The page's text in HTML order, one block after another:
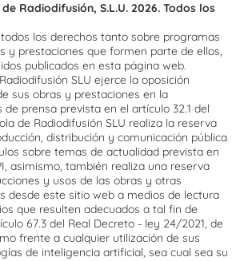
Radiodifusión, S.L.U. 2026. Todos los
los derechos tanto sobre programas
y prestaciones que formen parte de ellos,
publicados en esta página web.
SLU ejerce la oposición
sus obras y prestaciones en la
prensa prevista en el artículo 32.1 del
de Radiodifusión SLU realiza la reserva
distribución y comunicación pública
sobre temas de actualidad prevista en
asimismo, también realiza una reserva
y usos de las obras y otras
desde este sitio web a medios de lectura
que resulten adecuados a tal fin de
67.3 del Real Decreto - ley 24/2021, de
frente a cualquier utilización de sus
de inteligencia artificial, sea cual sea su